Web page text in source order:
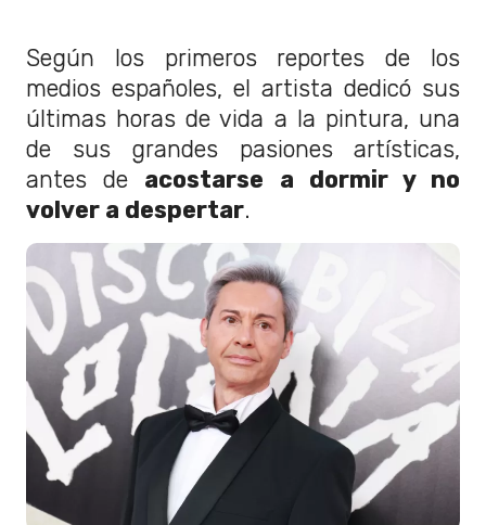
Según los primeros reportes de los
medios españoles, el artista dedicó sus
últimas horas de vida a la pintura, una
de sus grandes pasiones artísticas,
antes de acostarse a dormir y no
volver a despertar.